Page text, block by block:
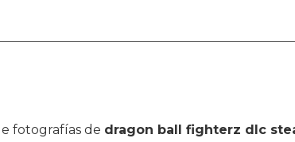
fotografías de dragon ball fighterz dlc